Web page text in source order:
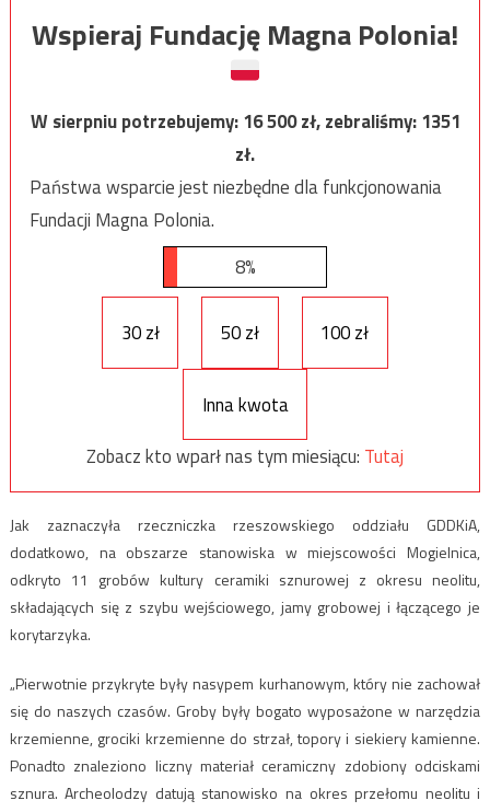
Wspieraj Fundację Magna Polonia!
W sierpniu potrzebujemy:16 500zł, zebraliśmy:1351
zł.
Państwa wsparcie jest niezbędne dla funkcjonowania
Fundacji Magna Polonia.
8%
30 zł 50 zł 100 zł
Inna kwota
Zobacz kto wparł nas tym miesiącu: Tutaj
Jak zaznaczyła rzeczniczka rzeszowskiego oddziału GDDKiA,
dodatkowo, na obszarze stanowiska w miejscowości Mogielnica,
odkryto 11 grobów kultury ceramiki sznurowej z okresu neolitu,
składających się z szybu wejściowego, jamy grobowej i łączącego je
korytarzyka.
„Pierwotnie przykryte były nasypem kurhanowym, który nie zachował
się do naszych czasów. Groby były bogato wyposażone w narzędzia
krzemienne, grociki krzemienne do strzał, topory i siekiery kamienne.
Ponadto znaleziono liczny materiał ceramiczny zdobiony odciskami
sznura. Archeolodzy datują stanowisko na okres przełomu neolitu i